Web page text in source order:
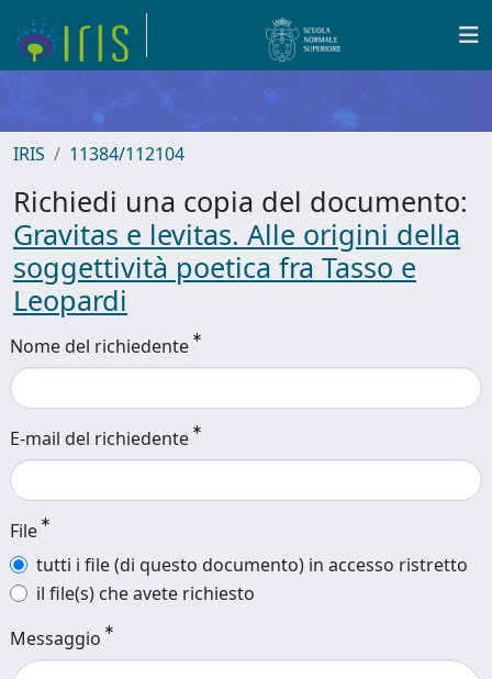
IRIS 11384/112104
Richiedi una copia del documento:
Gravitas e levitas. Alle origini della
soggettività poetica fra Tasso e
Leopardi
Nome del richiedente
E-mail del richiedente
File
tutti i file (di questo documento) in accesso ristretto
il file(s) che avete richiesto
Messaggio